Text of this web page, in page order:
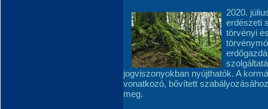
2020.
erdészeti
törvényi
jogviszonyokban nyújthatók. A
vonatkozó, bővített
meg.